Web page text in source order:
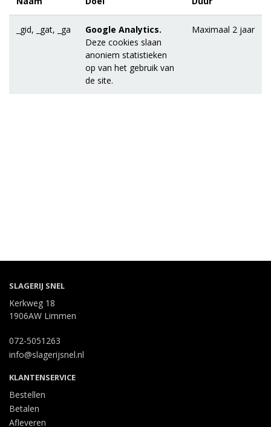
_gid, _gat, _ga
Google Analytics.
Deze cookies slaan
anoniem statistieken
op van het gebruik van
de site.
Maximaal 2 jaar
SLAGERIJ SNEL
Kerkweg 18
1906AW Limmen
072-5051263
info@slagerijsnel.nl
KLANTENSERVICE
Bestellen
Betalen
Afleveren